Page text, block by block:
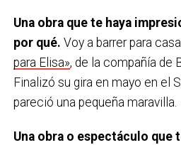
Una obra que te haya
por qué. Voy a barrer para
para Elisa», de la compañía de
Finalizó su gira en mayo en el
pareció una pequeña maravilla.
Una obra o espectáculo que